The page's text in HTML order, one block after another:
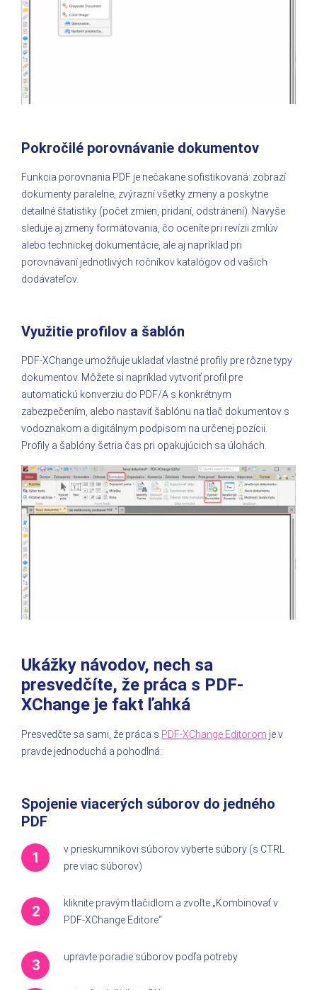
Pokročilé porovnávanie dokumentov
Funkcia porovnania PDF je nečakane sofistikovaná: zobrazí
dokumenty paralelne, zvýrazní všetky zmeny a poskytne
detailné štatistiky (počet zmien, pridaní, odstránení). Navyše
sleduje aj zmeny formátovania, čo oceníte pri revízii zmlúv
alebo technickej dokumentácie, ale aj napríklad pri
porovnávaní jednotlivých ročníkov katalógov od vašich
dodávateľov.
Využitie profilov a šablón
PDF-XChange umožňuje ukladať vlastné profily pre rôzne typy
dokumentov. Môžete si napríklad vytvoriť profil pre
automatickú konverziu do PDF/A s konkrétnym
zabezpečením, alebo nastaviť šablónu na tlač dokumentov s
vodoznakom a digitálnym podpisom na určenej pozícii.
Profily a šablóny šetria čas pri opakujúcich sa úlohách.
Ukážky návodov, nech sa
presvedčíte, že práca s PDF-
XChange je fakt ľahká
Presvedčte sa sami, že práca s PDF-XChange Editorom je v
pravde jednoduchá a pohodlná:
Spojenie viacerých súborov do jedného
PDF
v prieskumníkovi súborov vyberte súbory (s CTRL
pre viac súborov)
kliknite pravým tlačidlom a zvoľte „Kombinovať v
PDF-XChange Editore“
upravte poradie súborov podľa potreby